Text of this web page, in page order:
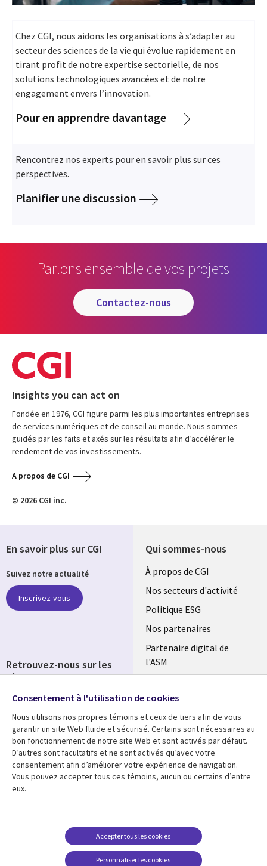
Chez CGI, nous aidons les organisations à s’adapter au
secteur des sciences de la vie qui évolue rapidement en
tirant profit de notre expertise sectorielle, de nos
solutions technologiques avancées et de notre
engagement envers l’innovation.
Pour en apprendre davantage
Rencontrez nos experts pour en savoir plus sur ces
perspectives.
Planifier une discussion
Parlons ensemble de vos projets
contactez-nous
Insights you can act on
Fondée en 1976, CGI figure parmi les plus importantes entreprises
de services numériques et de conseil au monde. Nous sommes
guidés par les faits et axés sur les résultats afin d’accélérer le
rendement de vos investissements.
A propos de CGI
© 2026 CGI inc.
Qui sommes-nous
Useful
links
FRANCE
À propos de CGI
Nos secteurs d'activité
Politique ESG
Nos partenaires
Partenaire digital de
l'ASM
Fusions
Ressources
Library
Links
Articles
Blog
Support
Legal
Accessibilité
conditions juridiques
FAQ Carrières
En savoir plus sur CGI
Suivez notre actualité
Inscrivez-vous
Retrouvez-nous sur les
réseaux
Social
Media
FRANCE
Consentement à l'utilisation de cookies
Nous utilisons nos propres témoins et ceux de tiers afin de vous
garantir un site Web fluide et sécurisé. Certains sont nécessaires au
bon fonctionnement de notre site Web et sont activés par défaut.
D’autres sont facultatifs et ne sont activés qu’avec votre
consentement afin d’améliorer votre expérience de navigation.
Vous pouvez accepter tous ces témoins, aucun ou certains d’entre
eux.
Personnaliser les cookies
Accepter tous les cookies